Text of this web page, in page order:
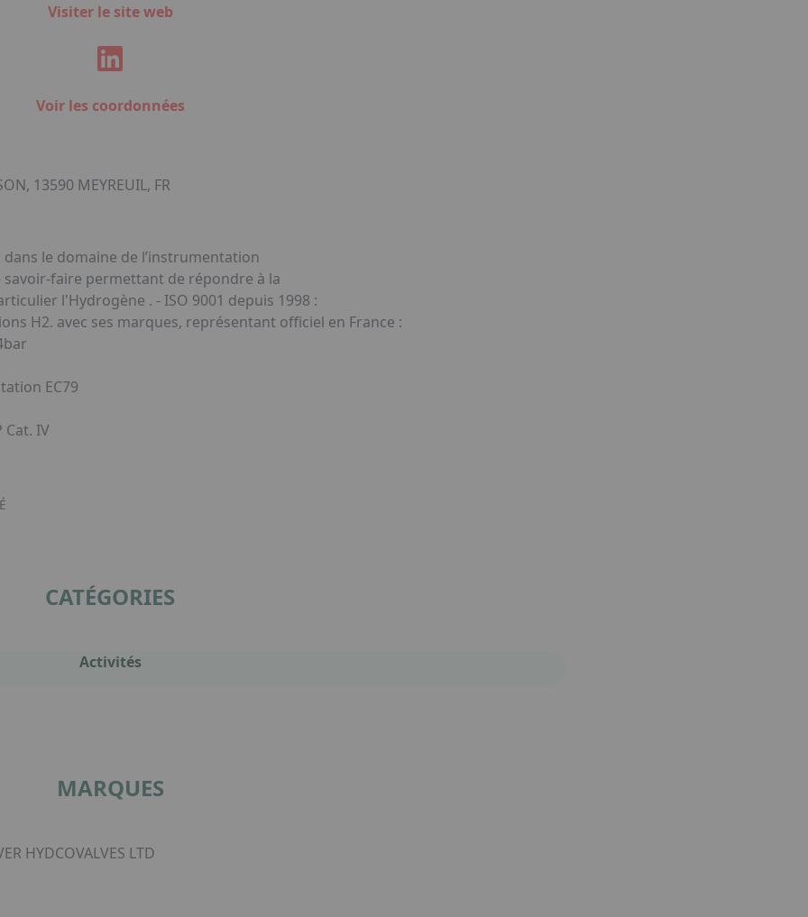
Visiter le site web
Voir les coordonnées
13590 MEYREUIL, FR
le domaine de l’instrumentation
savoir-faire permettant de répondre à la
l'Hydrogène . - ISO 9001 depuis 1998 :
H2. avec ses marques, représentant officiel en France :
EC79
Cat. IV
CATÉGORIES
Activités
MARQUES
HYDCOVALVES LTD